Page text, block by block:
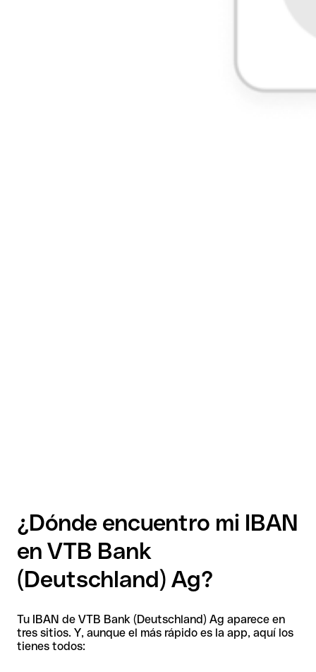
¿Dónde encuentro mi IBAN
en VTB Bank
(Deutschland) Ag?
Tu IBAN de VTB Bank (Deutschland) Ag aparece en
tres sitios. Y, aunque el más rápido es la app, aquí los
tienes todos: